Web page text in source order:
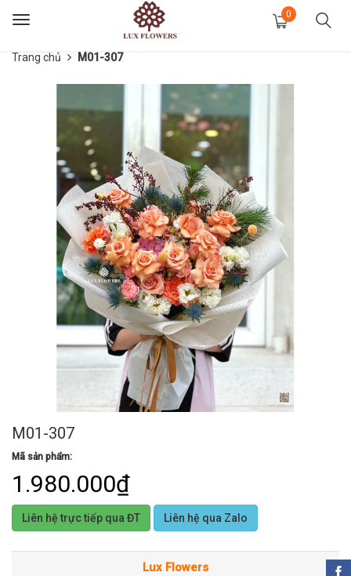
Toggle
0
Trang chủ M01-307
M01-307
Mã sản phẩm:
1.980.000₫
Liên hệ trực tiếp qua ĐT Liên hệ qua Zalo
Lux Flowers